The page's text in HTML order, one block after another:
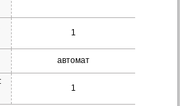
1
автомат
1